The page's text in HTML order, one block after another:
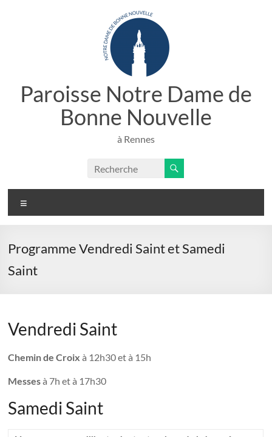
Paroisse Notre Dame de
Bonne Nouvelle
à Rennes
Programme Vendredi Saint et Samedi
Saint
Vendredi Saint
Chemin de Croix à 12h30 et à 15h
Messesà 7h et à 17h30
Samedi Saint